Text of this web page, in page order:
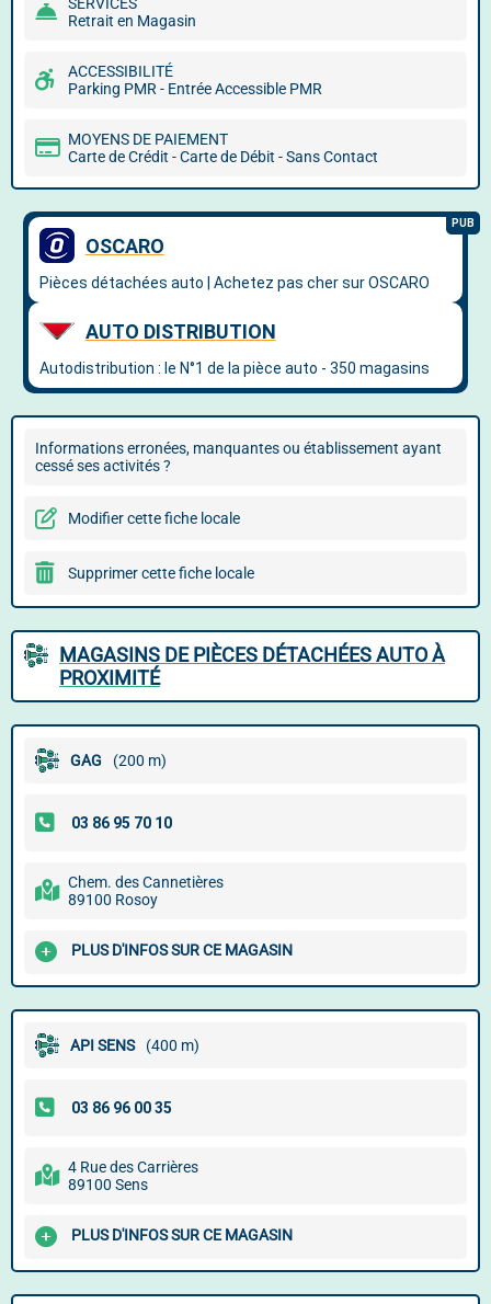
Retrait en Magasin
ACCESSIBILITÉ
Parking PMR - Entrée Accessible PMR
MOYENS DE PAIEMENT
Carte de Crédit - Carte de Débit - Sans Contact
Informations erronées, manquantes ou établissement ayant
cessé ses activités ?
Modifier cette fiche locale
Supprimer cette fiche locale
MAGASINS DE PIÈCES DÉTACHÉES AUTO À
PROXIMITÉ
GAG (200 m)
Chem. des Cannetières
89100 Rosoy
PLUS D'INFOS SUR CE MAGASIN
API SENS (400 m)
4 Rue des Carrières
89100 Sens
PLUS D'INFOS SUR CE MAGASIN